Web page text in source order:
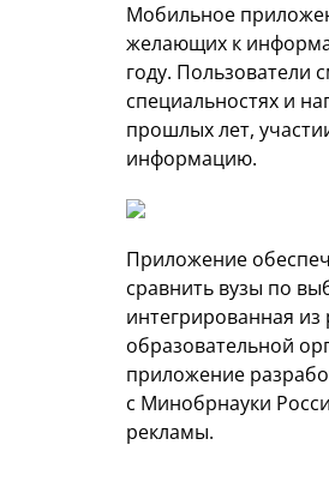
Мобильное
желающих к
году. Пользователи
специальностях и
прошлых лет,
информацию.
Приложение
сравнить вузы по
интегрированная
образовательной
приложение
с Минобрнауки
рекламы.